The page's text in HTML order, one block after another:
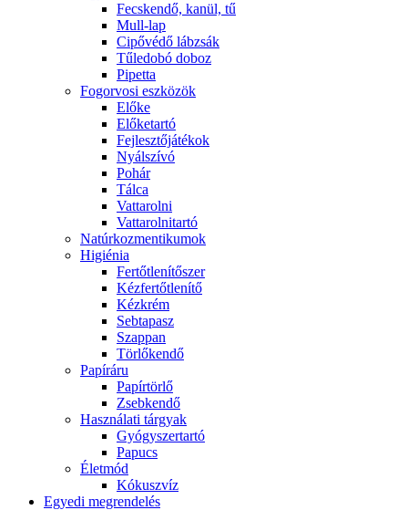
Fecskendő, kanül, tű
Mull-lap
Cipővédő lábzsák
Tűledobó doboz
Pipetta
Fogorvosi eszközök
Előke
Előketartó
Fejlesztőjátékok
Nyálszívó
Pohár
Tálca
Vattarolni
Vattarolnitartó
Natúrkozmentikumok
Higiénia
Fertőtlenítőszer
Kézfertőtlenítő
Kézkrém
Sebtapasz
Szappan
Törlőkendő
Papíráru
Papírtörlő
Zsebkendő
Használati tárgyak
Gyógyszertartó
Papucs
Életmód
Kókuszvíz
Egyedi megrendelés